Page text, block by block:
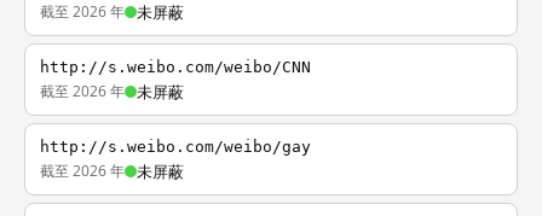
截至 2026 年 未屏蔽
http://s.weibo.com/weibo/CNN
截至 2026 年 未屏蔽
http://s.weibo.com/weibo/gay
截至 2026 年 未屏蔽